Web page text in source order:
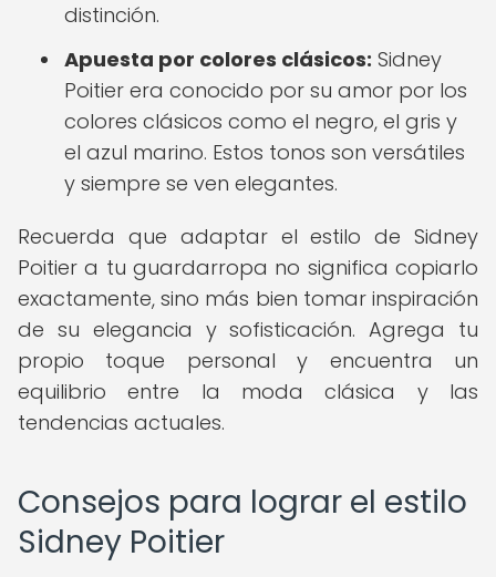
distinción.
Apuesta por colores clásicos: Sidney
Poitier era conocido por su amor por los
colores clásicos como el negro, el gris y
el azul marino. Estos tonos son versátiles
y siempre se ven elegantes.
Recuerda que adaptar el estilo de Sidney
Poitier a tu guardarropa no significa copiarlo
exactamente, sino más bien tomar inspiración
de su elegancia y sofisticación. Agrega tu
propio toque personal y encuentra un
equilibrio entre la moda clásica y las
tendencias actuales.
Consejos para lograr el estilo
Sidney Poitier